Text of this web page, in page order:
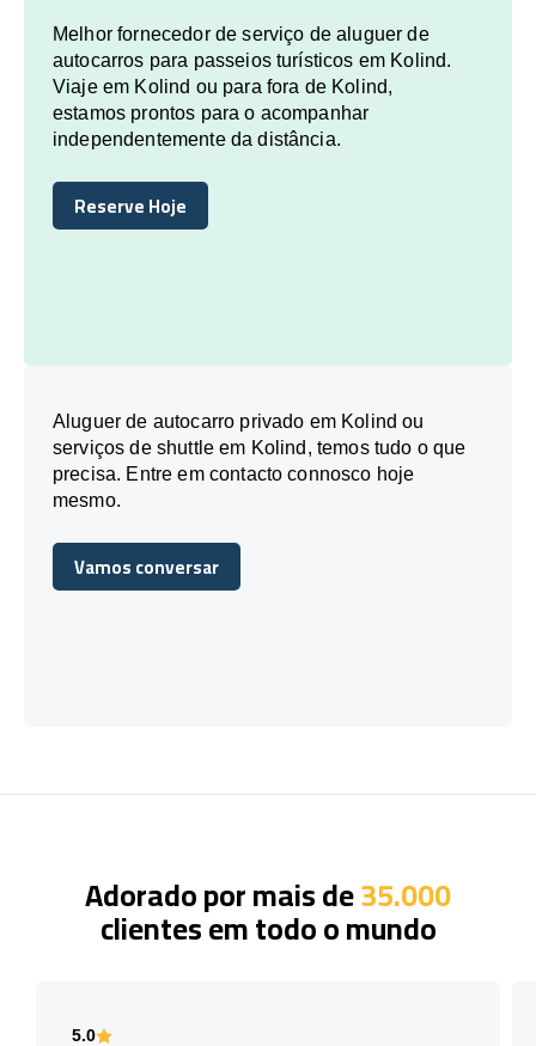
Melhor fornecedor de serviço de aluguer de
autocarros para passeios turísticos em Kolind.
Viaje em Kolind ou para fora de Kolind,
estamos prontos para o acompanhar
independentemente da distância.
Reserve Hoje
Reserve Hoje
Aluguer de autocarro privado em Kolind ou
serviços de shuttle em Kolind, temos tudo o que
precisa. Entre em contacto connosco hoje
mesmo.
Vamos conversar
Vamos conversar
Adorado por mais de35.000
clientes em todo o mundo
5.0